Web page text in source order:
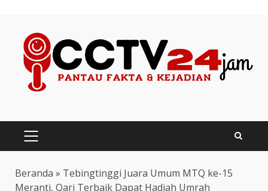
content
PRIMARY
MENU
Beranda » Tebingtinggi Juara Umum MTQ ke-15
Meranti, Qari Terbaik Dapat Hadiah Umrah